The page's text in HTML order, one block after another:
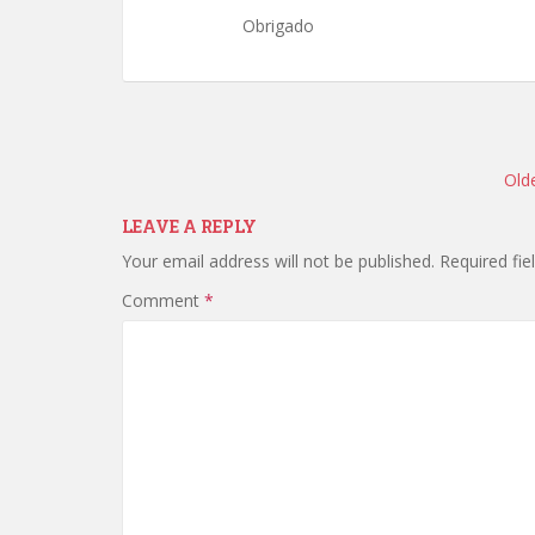
Obrigado
LEAVE A REPLY
Your email address will not be published. Required
Comment *